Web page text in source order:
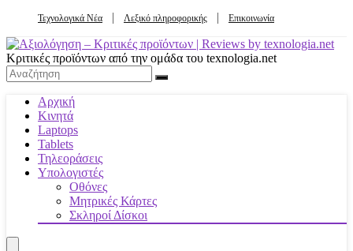
Τεχνολογικά Νέα Λεξικό πληροφορικής Επικοινωνία
Κριτικές προϊόντων από την ομάδα του texnologia.net
Αρχική
Κινητά
Laptops
Tablets
Τηλεοράσεις
Υπολογιστές
Οθόνες
Μητρικές Κάρτες
Σκληροί Δίσκοι